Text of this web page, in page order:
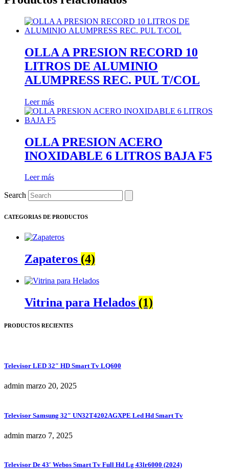
OLLA A PRESION RECORD 10
LITROS DE ALUMΙΝΙΟ
ALUMPRESS REC. PUL T/COL
Leer más
OLLA PRESION ACERO
INOXIDABLE 6 LITROS BAJA F5
Leer más
Search
CATEGORIAS DE PRODUCTOS
Zapateros (4)
Vitrina para Helados (1)
PRODUCTOS RECIENTES
Televisor LED 32″ HD Smart Tv LQ600
admin marzo 20, 2025
Televisor Samsung 32″ UN32T4202AGXPE Led Hd Smart Tv
admin marzo 7, 2025
Televisor De 43′ Webos Smart Tv Full Hd Lg 43lr6000 (2024)